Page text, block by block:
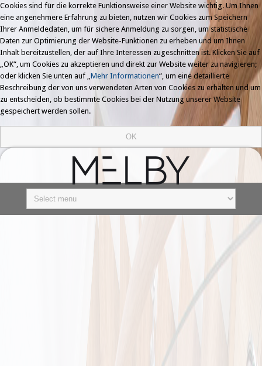
Cookies sind für die korrekte Funktionsweise einer Website wichtig. Um Ihnen
eine angenehmere Erfahrung zu bieten, nutzen wir Cookies zum Speichern
Ihrer Anmeldedaten, um für sichere Anmeldung zu sorgen, um statistische
Daten zur Optimierung der Website-Funktionen zu erheben und um Ihnen
Inhalt bereitzustellen, der auf Ihre Interessen zugeschnitten ist. Klicken Sie auf
„OK“, um Cookies zu akzeptieren und direkt zur Website weiter zu navigieren;
oder klicken Sie unten auf „Mehr Informationen“, um eine detaillierte
Beschreibung der von uns verwendeten Arten von Cookies zu erhalten und um
zu entscheiden, ob bestimmte Cookies bei der Nutzung unserer Website
gespeichert werden sollen.